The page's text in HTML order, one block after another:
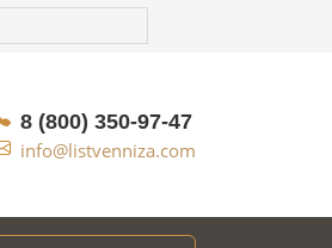
8 (800) 350-97-47
info@listvenniza.com